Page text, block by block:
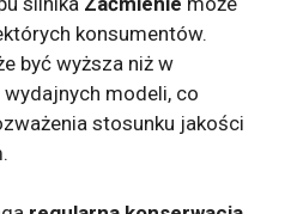
konsumentów.
być wyższa niż w
modeli, co
stosunku jakości